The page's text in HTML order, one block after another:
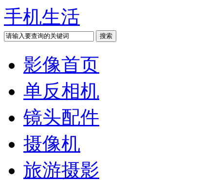
手机生活
影像首页
单反相机
镜头配件
摄像机
旅游摄影